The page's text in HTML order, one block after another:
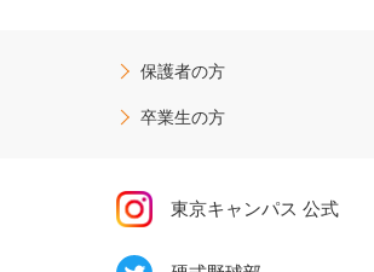
保護者の方
卒業生の方
東京キャンパス 公式